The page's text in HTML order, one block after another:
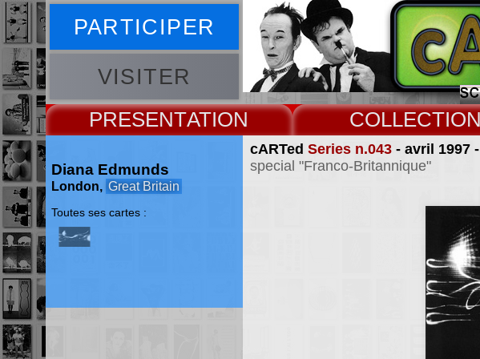
PARTICIPER
VISITER
PRESENT COLLECT
cARTed Series n.043- avril 1997 -
special "Franco-Britannique"
Diana Edmunds
London, Great Britain
Toutes ses cartes :